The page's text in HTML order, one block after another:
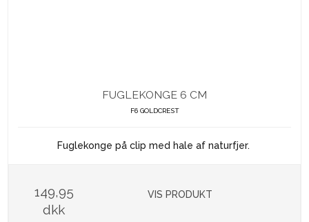
FUGLEKONGE 6 CM
F6 GOLDCREST
Fuglekonge på clip med hale af naturfjer.
149,95
dkk
VIS PRODUKT